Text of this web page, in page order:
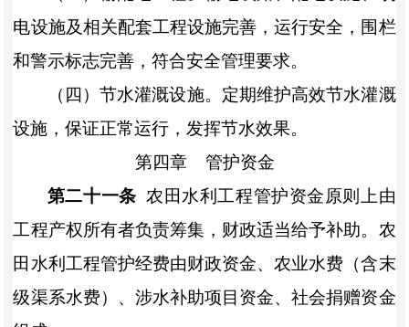
电设施及相关配套工程设施完善，运行安全，围栏
和警示标志完善，符合安全管理要求。
（四）节水灌溉设施。定期维护高效节水灌溉
设施，保证正常运行，发挥节水效果。
第四章 管护资金
第二十一条 农田水利工程管护资金原则上由
工程产权所有者负责筹集，财政适当给予补助。农
田水利工程管护经费由财政资金、农业水费（含末
级渠系水费）、涉水补助项目资金、社会捐赠资金